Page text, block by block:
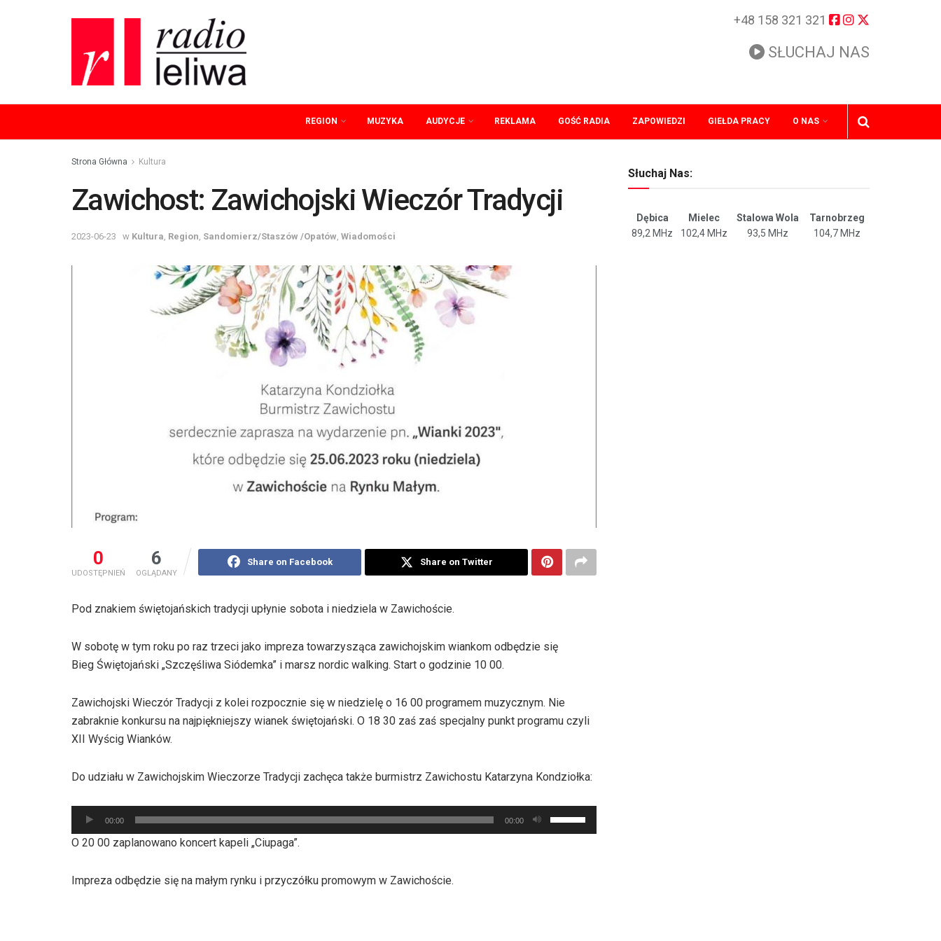
+48 158 321 321
SŁUCHAJ NAS
REGION MUZYKA AUDYCJE REKLAMA GOŚĆ RADIA ZAPOWIEDZI GIEŁDA PRACY O NAS
Strona Główna Kultura
Zawichost: Zawichojski Wieczór Tradycji
2023-06-23 w Kultura Region Sandomierz/Staszów /Opatów Wiadomości
0
UDOSTĘPNIEŃ
6
OGLĄDANY
Share on Facebook Share on Twitter
Pod znakiem świętojańskich tradycji upłynie sobota i niedziela w Zawichoście.
W sobotę w tym roku po raz trzeci jako impreza towarzysząca zawichojskim wiankom odbędzie się
Bieg Świętojański „Szczęśliwa Siódemka” i marsz nordic walking. Start o godzinie 10 00.
Zawichojski Wieczór Tradycji z kolei rozpocznie się w niedzielę o 16 00 programem muzycznym. Nie
zabraknie konkursu na najpiękniejszy wianek świętojański. O 18 30 zaś zaś specjalny punkt programu czyli
XII Wyścig Wianków.
Do udziału w Zawichojskim Wieczorze Tradycji zachęca także burmistrz Zawichostu Katarzyna Kondziołka:
Odtwarzacz
plików
dźwiękowych
00:00 00:00
strzałek
O 20 00 zaplanowano koncert kapeli „Ciupaga”.
Impreza odbędzie się na małym rynku i przyczółku promowym w Zawichoście.
Słuchaj Nas:
Dębica Mielec Stalowa Wola
Tarnobrzeg
89,2 MHz
102,4 MHz 93,5 MHz 104,7 MHz